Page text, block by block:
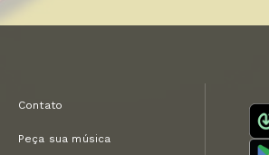
Contato
Peça sua música